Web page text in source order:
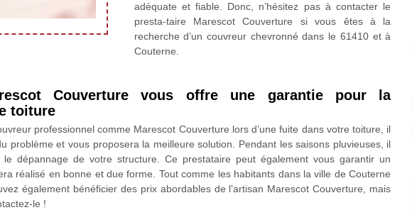
adéquate et fiable. Donc, n’hésitez pas à contacter le
presta-taire Marescot Couverture si vous êtes à la
recherche d’un couvreur chevronné dans le 61410 et à
Couterne.
Couverture vous offre une garantie pour la
toiture
professionnel comme Marescot Couverture lors d’une fuite dans votre toiture, il
problème et vous proposera la meilleure solution. Pendant les saisons pluvieuses, il
dépannage de votre structure. Ce prestataire peut également vous garantir un
réalisé en bonne et due forme. Tout comme les habitants dans la ville de Couterne
également bénéficier des prix abordables de l’artisan Marescot Couverture, mais
le !